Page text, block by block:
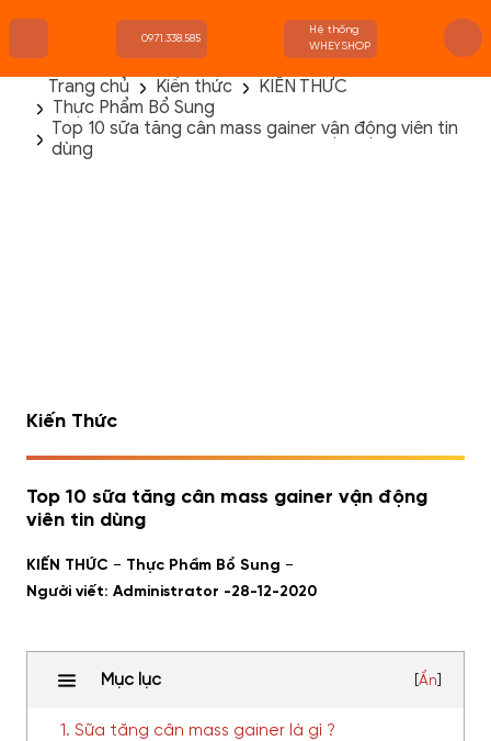
TRANG CHỦ
FLASH SALE
THANH LÝ
0971.338.585
Hệ thống
WHEYSHOP
Trang chủ Kiến thức
KIẾN THỨC
Thực Phẩm Bổ Sung
Top 10 sữa tăng cân mass gainer vận động viên tin
dùng
Kiến Thức
Top 10 sữa tăng cân mass gainer vận động
viên tin dùng
KIẾN THỨC - Thực Phẩm Bổ Sung -
Người viết: Administrator -28-12-2020
Mục lục Ẩn
1. Sữa tăng cân mass gainer là gì ?